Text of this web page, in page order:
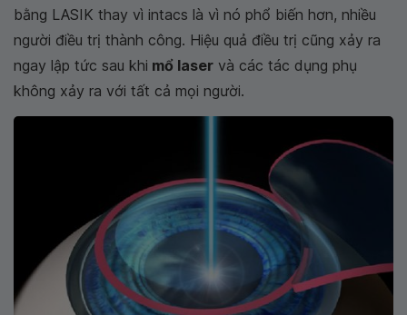
bằng LASIK thay vì intacs là vì nó phổ biến hơn, nhiều
người điều trị thành công. Hiệu quả điều trị cũng xảy ra
ngay lập tức sau khi mổ laser và các tác dụng phụ
không xảy ra với tất cả mọi người.